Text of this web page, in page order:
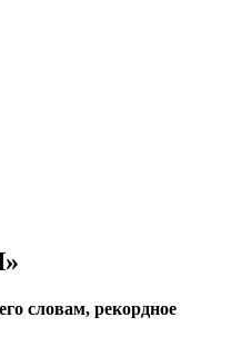
словам, рекордное